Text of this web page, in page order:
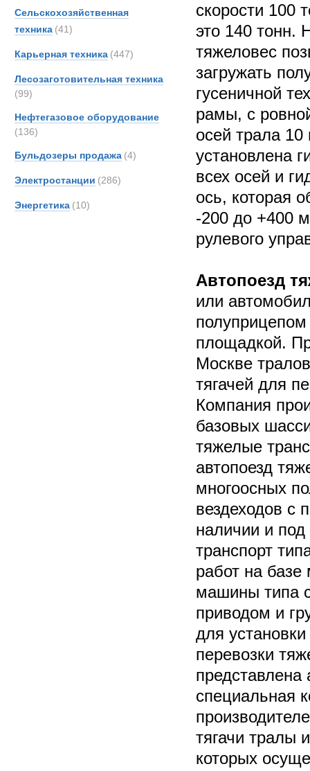
Сельскохозяйственная
техника (41)
Карьерная техника (447)
Лесозаготовительная техника
(99)
Нефтегазовое оборудование
(136)
Бульдозеры продажа (4)
Электростанции (286)
Энергетика (10)
скорости 100
это 140 тонн.
тяжеловес
загружать
гусеничной
рамы, с
осей трала
установлена
всех осей и
ось, которая
-200 до +400
рулевого
Автопоезд
или
площадкой.
Москве
тягачей для
Компания
базовых
тяжелые
автопоезд
многоосных
вездеходов с
наличии и под
транспорт
работ на базе
машины типа
приводом и
для установки
перевозки
специальная
тягачи тралы
которых